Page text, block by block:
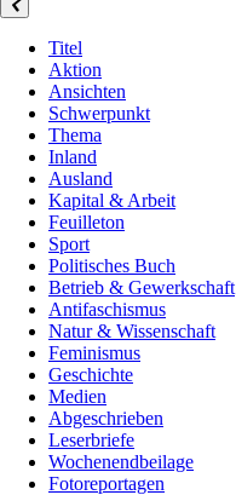
Titel
Aktion
Ansichten
Schwerpunkt
Thema
Inland
Ausland
Kapital & Arbeit
Feuilleton
Sport
Politisches Buch
Betrieb & Gewerkschaft
Antifaschismus
Natur & Wissenschaft
Feminismus
Geschichte
Medien
Abgeschrieben
Leserbriefe
Wochenendbeilage
Fotoreportagen